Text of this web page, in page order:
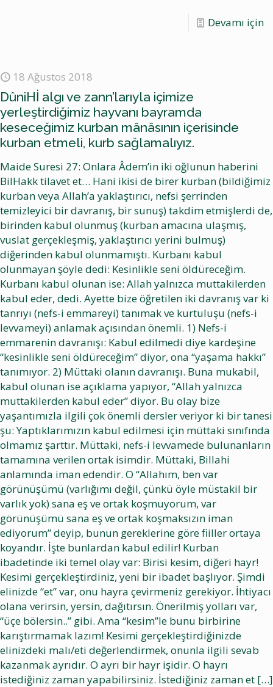
Devamı için
18 Ağustos 2018
DûniHİ algı ve zann’larıyla içimize
yerleştirdiğimiz hayvanı bayramda
keseceğimiz kurban mânâsının içerisinde
kurban etmeli, kurb sağlamalıyız.
Maide Suresi 27: Onlara Âdem’in iki oğlunun haberini
BilHakk tilavet et… Hani ikisi de birer kurban (bildiğimiz
kurban veya Allah’a yaklaştırıcı, nefsi şerrinden
temizleyici bir davranış, bir sunuş) takdim etmişlerdi de,
birinden kabul olunmuş (kurban amacına ulaşmış,
vuslat gerçekleşmiş, yaklaştırıcı yerini bulmuş)
diğerinden kabul olunmamıştı. Kurbanı kabul
olunmayan şöyle dedi: Kesinlikle seni öldüreceğim.
Kurbanı kabul olunan ise: Allah yalnızca muttakilerden
kabul eder, dedi. Ayette bize öğretilen iki davranış var ki
tanrıyı (nefs-i emmareyi) tanımak ve kurtuluşu (nefs-i
levvameyi) anlamak açısından önemli. 1) Nefs-i
emmarenin davranışı: Kabul edilmedi diye kardeşine
“kesinlikle seni öldüreceğim” diyor, ona “yaşama hakkı”
tanımıyor. 2) Müttaki olanın davranışı. Buna mukabil,
kabul olunan ise açıklama yapıyor, “Allah yalnızca
muttakilerden kabul eder” diyor. Bu olay bize
yaşantımızla ilgili çok önemli dersler veriyor ki bir tanesi
şu: Yaptıklarımızın kabul edilmesi için müttaki sınıfında
olmamız şarttır. Müttaki, nefs-i levvamede bulunanların
tamamına verilen ortak isimdir. Müttaki, Billahi
anlamında iman edendir. O “Allahım, ben var
görünüşümü (varlığımı değil, çünkü öyle müstakil bir
varlık yok) sana eş ve ortak koşmuyorum, var
görünüşümü sana eş ve ortak koşmaksızın iman
ediyorum” deyip, bunun gereklerine göre fiiller ortaya
koyandır. İşte bunlardan kabul edilir! Kurban
ibadetinde iki temel olay var: Birisi kesim, diğeri hayr!
Kesimi gerçekleştirdiniz, yeni bir ibadet başlıyor. Şimdi
elinizde “et” var, onu hayra çevirmeniz gerekiyor. İhtiyacı
olana verirsin, yersin, dağıtırsın. Önerilmiş yolları var,
“üçe bölersin..” gibi. Ama “kesim”le bunu birbirine
karıştırmamak lazım! Kesimi gerçekleştirdiğinizde
elinizdeki malı/eti değerlendirmek, onunla ilgili sevab
kazanmak ayrıdır. O ayrı bir hayr işidir. O hayrı
istediğiniz zaman yapabilirsiniz. İstediğiniz zaman et […]